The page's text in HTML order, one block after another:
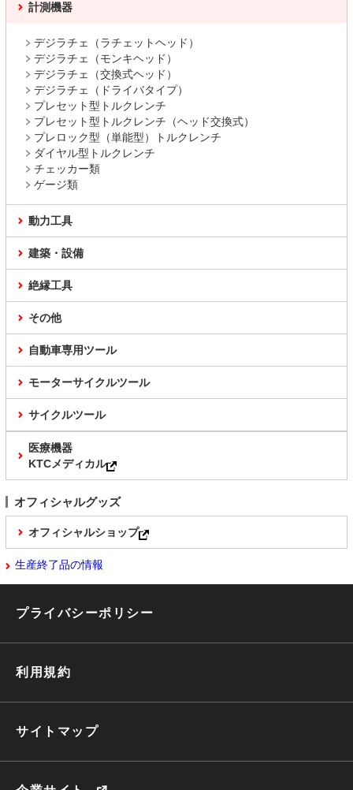
計測機器
デジラチェ（ラチェットヘッド）
デジラチェ（モンキヘッド）
デジラチェ（交換式ヘッド）
デジラチェ（ドライバタイプ）
プレセット型トルクレンチ
プレセット型トルクレンチ（ヘッド交換式）
プレロック型（単能型）トルクレンチ
ダイヤル型トルクレンチ
チェッカー類
ゲージ類
動力工具
建築・設備
絶縁工具
その他
自動車専用ツール
モーターサイクルツール
サイクルツール
医療機器
KTCメディカル
オフィシャルグッズ
オフィシャルショップ
生産終了品の情報
プライバシーポリシー
利用規約
サイトマップ